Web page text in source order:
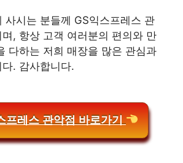
사시는 분들께 GS익스프레스 관
, 항상 고객 여러분의 편의와 만
다하는 저희 매장을 많은 관심과
. 감사합니다.
프레스 관악점 바로가기